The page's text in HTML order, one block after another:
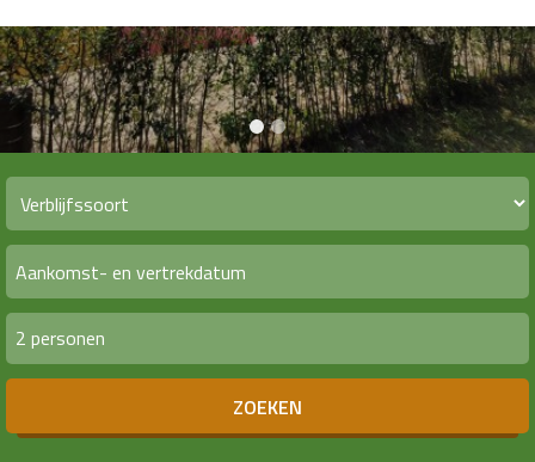
2 personen
ZOEKEN